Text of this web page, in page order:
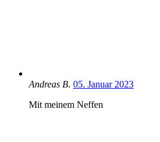
Andreas B. 05. Januar 2023
Mit meinem Neffen